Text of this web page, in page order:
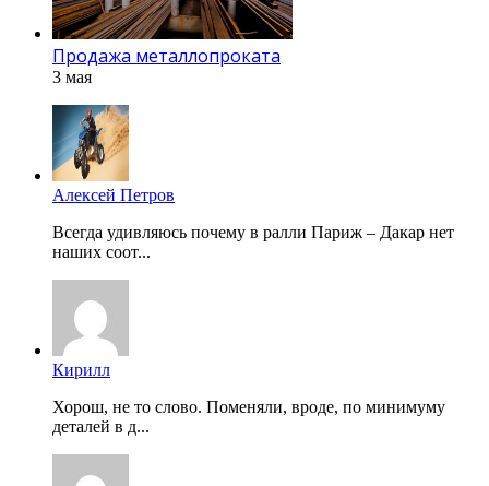
Продажа металлопроката
3 мая
Алексей Петров
Всегда удивляюсь почему в ралли Париж – Дакар нет
наших соот...
Кирилл
Хорош, не то слово. Поменяли, вроде, по минимуму
деталей в д...